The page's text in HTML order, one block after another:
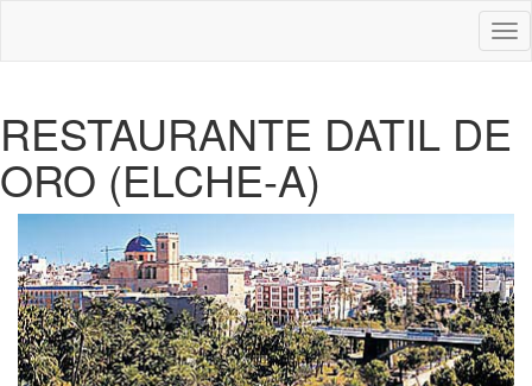
RESTAURANTE DATIL DE
ORO (ELCHE-A)